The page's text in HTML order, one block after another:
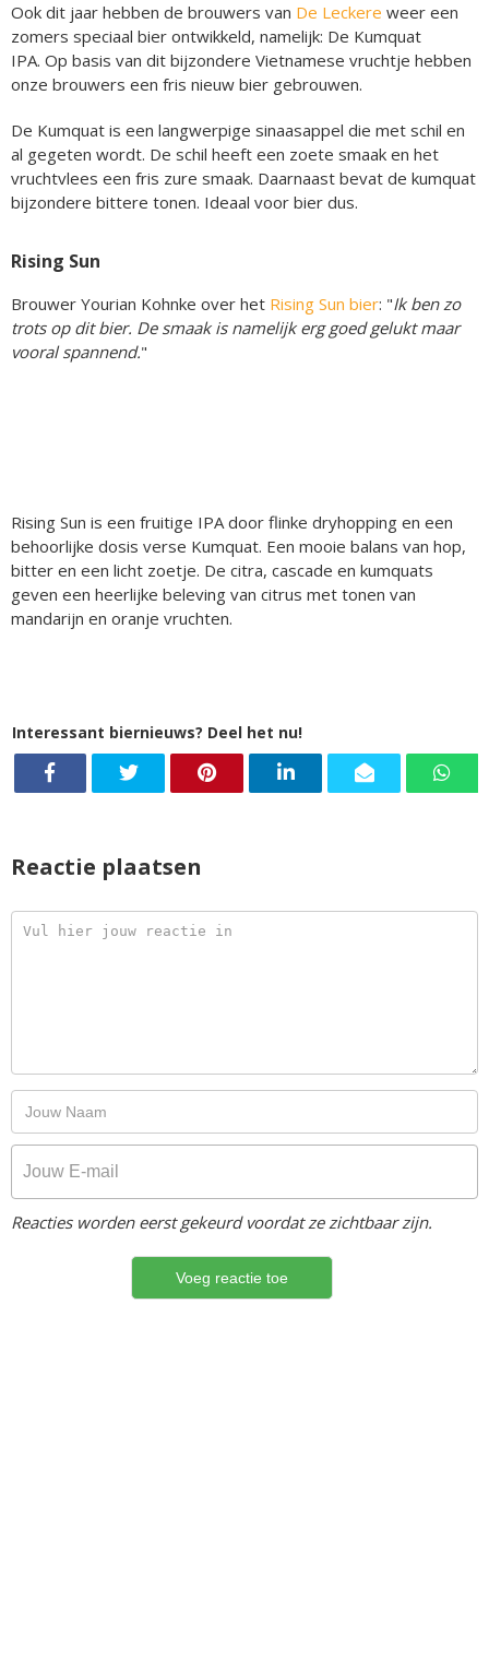
Ook dit jaar hebben de brouwers van De Leckere weer een
zomers speciaal bier ontwikkeld, namelijk: De Kumquat
IPA. Op basis van dit bijzondere Vietnamese vruchtje hebben
onze brouwers een fris nieuw bier gebrouwen.
De Kumquat is een langwerpige sinaasappel die met schil en
al gegeten wordt. De schil heeft een zoete smaak en het
vruchtvlees een fris zure smaak. Daarnaast bevat de kumquat
bijzondere bittere tonen. Ideaal voor bier dus.
Rising Sun
Brouwer Yourian Kohnke over het Rising Sun bier: "Ik ben zo
trots op dit bier. De smaak is namelijk erg goed gelukt maar
vooral spannend."
Rising Sun is een fruitige IPA door flinke dryhopping en een
behoorlijke dosis verse Kumquat. Een mooie balans van hop,
bitter en een licht zoetje. De citra, cascade en kumquats
geven een heerlijke beleving van citrus met tonen van
mandarijn en oranje vruchten.
Interessant biernieuws? Deel het nu!
Reactie plaatsen
Reacties worden eerst gekeurd voordat ze zichtbaar zijn.